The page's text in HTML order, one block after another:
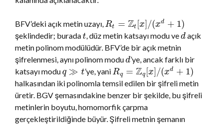
BFV’deki açık metin uzayı,Rt = Zt [x]/(xd + 1)
şeklindedir; buradat, düz metin katsayı modu vedaçık
metin polinom modülüdür. BFV’de bir açık metnin
şifrelenmesi, aynı polinom modud’ye, ancak farklı bir
katsayı moduq ≫ t’ye, yaniRq = Zq [x]/(xd + 1)
halkasından iki polinomla temsil edilen bir şifreli metin
üretir. BGV şemasındakine benzer bir şekilde, bu şifreli
metinlerin boyutu, homomorfik çarpma
gerçekleştirildiğinde büyür. Şifreli metnin şemanın